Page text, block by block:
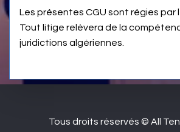
Les présentes CGU sont régies par
Tout litige relèvera de la
juridictions algériennes.
Tous droits réservés © All